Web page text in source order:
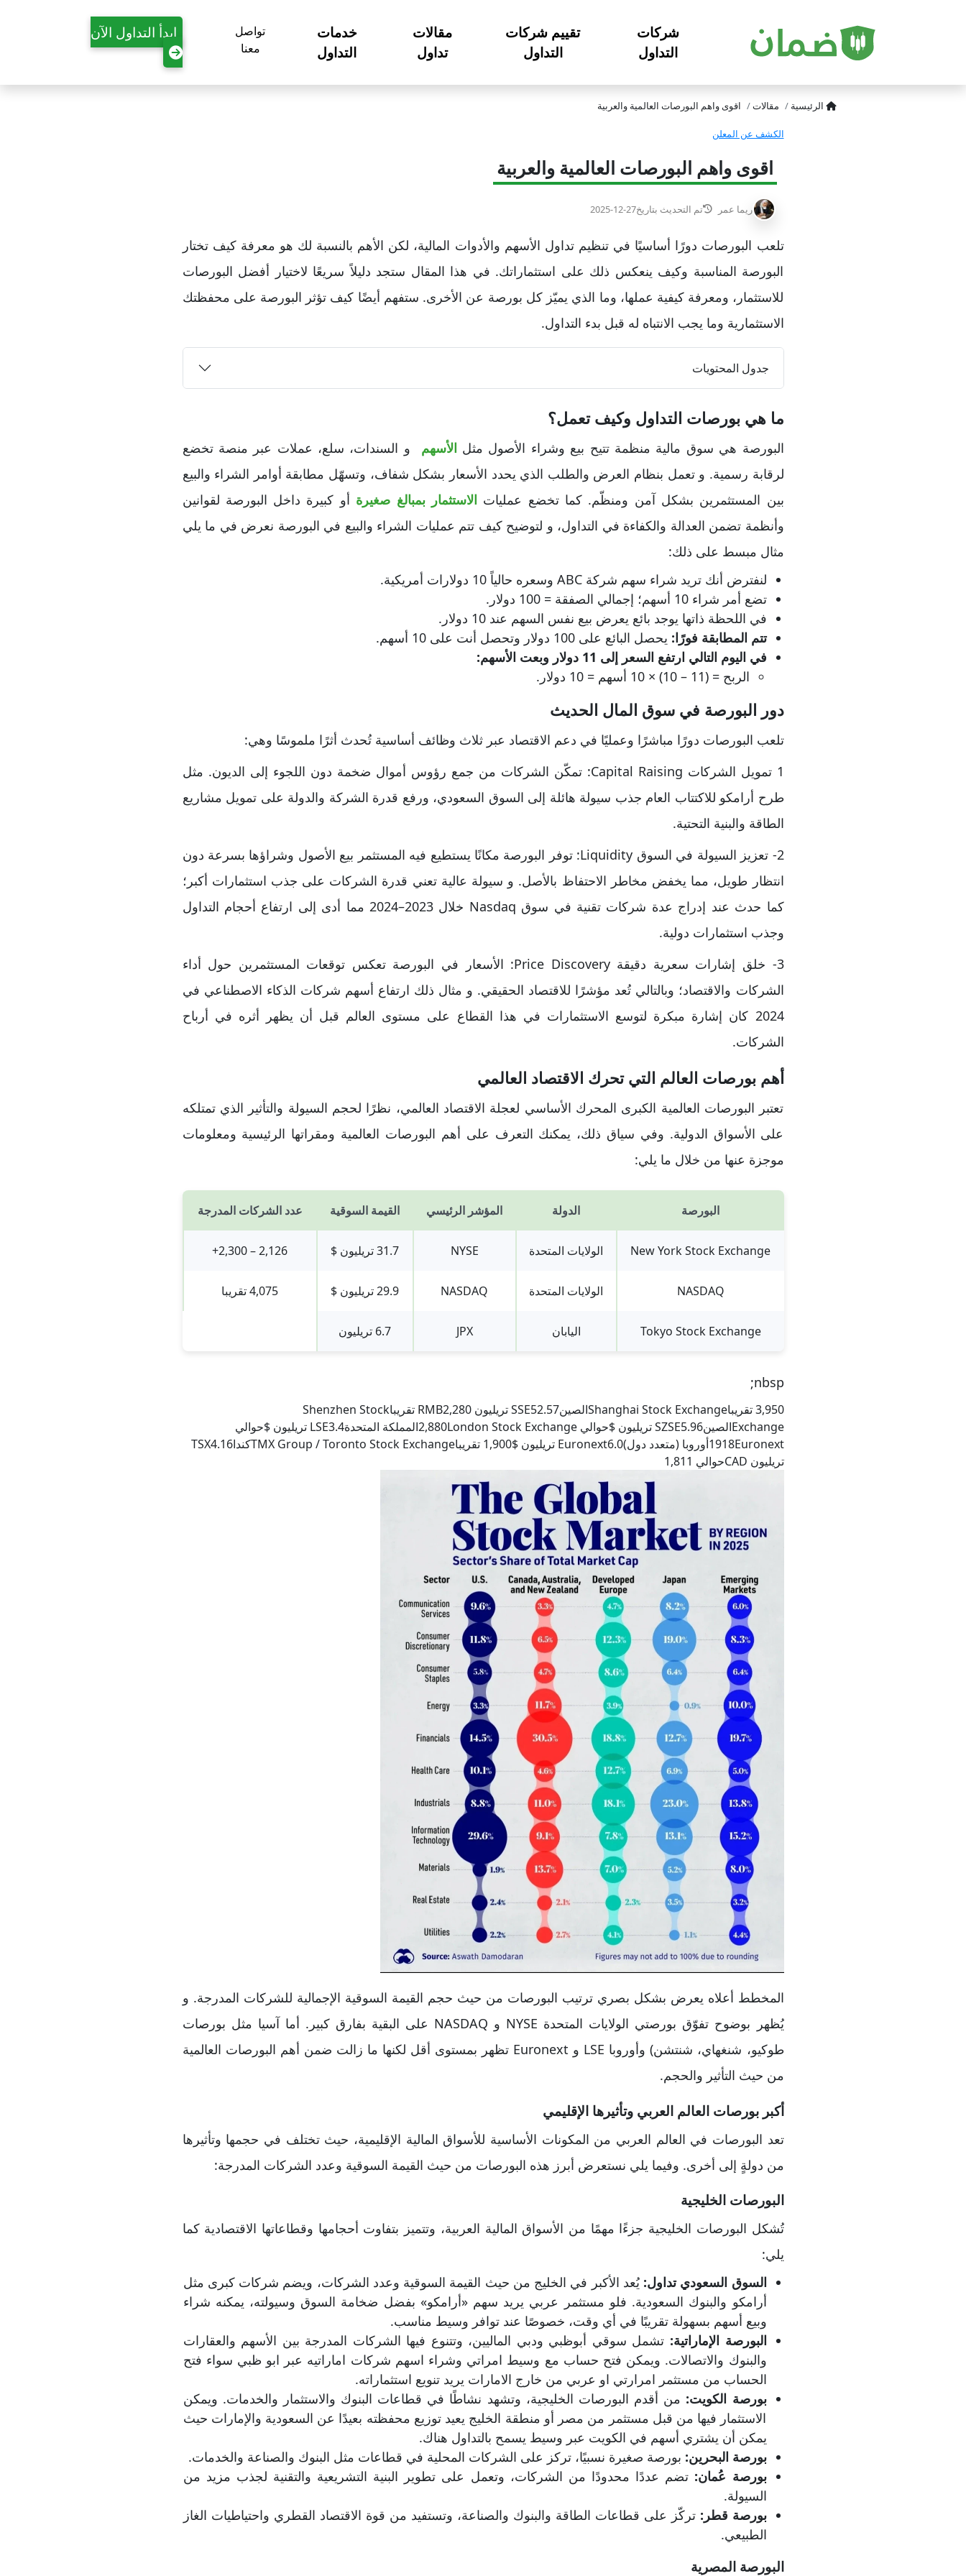
شركات
التداول
تقييم شركات
التداول
مقالات
تداول
خدمات
التداول
تواصل
معنا
ابدأ التداول الآن
الرئيسية مقالات اقوى واهم البورصات العالمية والعربية
الكشف عن المعلن
اقوى واهم البورصات العالمية والعربية
ريما عمر تم التحديث بتاريخ2025-12-27
تلعب البورصات دورًا أساسيًا في تنظيم تداول الأسهم والأدوات المالية، لكن الأهم بالنسبة لك هو معرفة كيف تختار
البورصة المناسبة وكيف ينعكس ذلك على استثماراتك. في هذا المقال ستجد دليلاً سريعًا لاختيار أفضل البورصات
للاستثمار، ومعرفة كيفية عملها، وما الذي يميّز كل بورصة عن الأخرى. ستفهم أيضًا كيف تؤثر البورصة على محفظتك
الاستثمارية وما يجب الانتباه له قبل بدء التداول.
جدول المحتويات
ما هي بورصات التداول وكيف تعمل؟
البورصة هي سوق مالية منظمة تتيح بيع وشراء الأصول مثل الأسهم و السندات، سلع، عملات عبر منصة تخضع
لرقابة رسمية. و تعمل بنظام العرض والطلب الذي يحدد الأسعار بشكل شفاف، وتسهّل مطابقة أوامر الشراء والبيع
بين المستثمرين بشكل آمن ومنظّم. كما تخضع عمليات الاستثمار بمبالغ صغيرة أو كبيرة داخل البورصة لقوانين
وأنظمة تضمن العدالة والكفاءة في التداول، و لتوضيح كيف تتم عمليات الشراء والبيع في البورصة نعرض في ما يلي
مثال مبسط على ذلك:
لنفترض أنك تريد شراء سهم شركة ABC وسعره حالياً 10 دولارات أمريكية.
تضع أمر شراء 10 أسهم؛ إجمالي الصفقة = 100 دولار.
في اللحظة ذاتها يوجد بائع يعرض بيع نفس السهم عند 10 دولار.
تتم المطابقة فورًا: يحصل البائع على 100 دولار وتحصل أنت على 10 أسهم.
في اليوم التالي ارتفع السعر إلى 11 دولار وبعت الأسهم:
الربح = (11 – 10) × 10 أسهم = 10 دولار.
دور البورصة في سوق المال الحديث
تلعب البورصات دورًا مباشرًا وعمليًا في دعم الاقتصاد عبر ثلاث وظائف أساسية تُحدث أثرًا ملموسًا وهي:
1 تمويل الشركات Capital Raising: تمكّن الشركات من جمع رؤوس أموال ضخمة دون اللجوء إلى الديون. مثل
طرح أرامكو للاكتتاب العام جذب سيولة هائلة إلى السوق السعودي، ورفع قدرة الشركة والدولة على تمويل مشاريع
الطاقة والبنية التحتية.
2- تعزيز السيولة في السوق Liquidity: توفر البورصة مكانًا يستطيع فيه المستثمر بيع الأصول وشراؤها بسرعة دون
انتظار طويل، مما يخفض مخاطر الاحتفاظ بالأصل. و سيولة عالية تعني قدرة الشركات على جذب استثمارات أكبر؛
كما حدث عند إدراج عدة شركات تقنية في سوق Nasdaq خلال 2023–2024 مما أدى إلى ارتفاع أحجام التداول
وجذب استثمارات دولية.
3- خلق إشارات سعرية دقيقة Price Discovery: الأسعار في البورصة تعكس توقعات المستثمرين حول أداء
الشركات والاقتصاد؛ وبالتالي تُعد مؤشرًا للاقتصاد الحقيقي. و مثال ذلك ارتفاع أسهم شركات الذكاء الاصطناعي في
2024 كان إشارة مبكرة لتوسع الاستثمارات في هذا القطاع على مستوى العالم قبل أن يظهر أثره في أرباح
الشركات.
أهم بورصات العالم التي تحرك الاقتصاد العالمي
تعتبر البورصات العالمية الكبرى المحرك الأساسي لعجلة الاقتصاد العالمي، نظرًا لحجم السيولة والتأثير الذي تمتلكه
على الأسواق الدولية. وفي سياق ذلك، يمكنك التعرف على أهم البورصات العالمية ومقراتها الرئيسية ومعلومات
موجزة عنها من خلال ما يلي:
البورصة الدولة المؤشر الرئيسي القيمة السوقية عدد الشركات المدرجة
New York Stock Exchange الولايات المتحدة NYSE 31.7 تريليون $ 2,126 – 2,300+
NASDAQ الولايات المتحدة NASDAQ 29.9 تريليون $ 4,075 تقريبا
Tokyo Stock Exchange اليابان JPX 6.7 تريليون
nbsp;
3,950 تقريباShanghai Stock ExchangeالصينSSE52.57 تريليون RMB2,280 تقريباShenzhen Stock
ExchangeالصينSZSE5.96 تريليون $حوالي 2,880London Stock Exchangeالمملكة المتحدةLSE3.4 تريليون $حوالي
1918Euronextأوروبا (متعدد دول)Euronext6.0 تريليون $1,900 تقريباTMX Group / Toronto Stock ExchangeكنداTSX4.16
تريليون CADحوالي 1,811
المخطط أعلاه يعرض بشكل بصري ترتيب البورصات من حيث حجم القيمة السوقية الإجمالية للشركات المدرجة. و
يُظهر بوضوح تفوّق بورصتي الولايات المتحدة NYSE و NASDAQ على البقية بفارق كبير. أما آسيا مثل بورصات
طوكيو، شنغهاي، شنتشن) وأوروبا LSE و Euronext تظهر بمستوى أقل لكنها ما زالت ضمن أهم البورصات العالمية
من حيث التأثير والحجم.
أكبر بورصات العالم العربي وتأثيرها الإقليمي
تعد البورصات في العالم العربي من المكونات الأساسية للأسواق المالية الإقليمية، حيث تختلف في حجمها وتأثيرها
من دولةٍ إلى أخرى. وفيما يلي نستعرض أبرز هذه البورصات من حيث القيمة السوقية وعدد الشركات المدرجة:
البورصات الخليجية
تُشكل البورصات الخليجية جزءًا مهمًا من الأسواق المالية العربية، وتتميز بتفاوت أحجامها وقطاعاتها الاقتصادية كما
يلي:
السوق السعودي تداول:يُعد الأكبر في الخليج من حيث القيمة السوقية وعدد الشركات، ويضم شركات كبرى مثل
أرامكو والبنوك السعودية. فلو مستثمر عربي يريد سهم «أرامكو» بفضل ضخامة السوق وسيولته، يمكنه شراء
وبيع أسهم بسهولة تقريبًا في أي وقت، خصوصًا عند توافر وسيط مناسب.
البورصة الإماراتية: تشمل سوقي أبوظبي ودبي الماليين، وتتنوع فيها الشركات المدرجة بين الأسهم والعقارات
والبنوك والاتصالات. ويمكن فتح حساب مع وسيط امراتي وشراء اسهم شركات اماراتيه عبر ابو ظبي سواء فتح
الحساب من مستثمر امرارتي او عربي من خارج الامارات يريد تنويع استثماراته.
بورصة الكويت: من أقدم البورصات الخليجية، وتشهد نشاطًا في قطاعات البنوك والاستثمار والخدمات. ويمكن
الاستثمار فيها من قبل مستثمر من مصر أو منطقة الخليج يعيد توزيع محفظته بعيدًا عن السعودية والإمارات حيث
يمكن أن يشتري أسهم في الكويت عبر وسيط يسمح بالتداول هناك.
بورصة البحرين: بورصة صغيرة نسبيًا، تركز على الشركات المحلية في قطاعات مثل البنوك والصناعة والخدمات.
بورصة عُمان: تضم عددًا محدودًا من الشركات، وتعمل على تطوير البنية التشريعية والتقنية لجذب مزيد من
السيولة.
بورصة قطر:تركّز على قطاعات الطاقة والبنوك والصناعة، وتستفيد من قوة الاقتصاد القطري واحتياطيات الغاز
الطبيعي.
البورصة المصرية